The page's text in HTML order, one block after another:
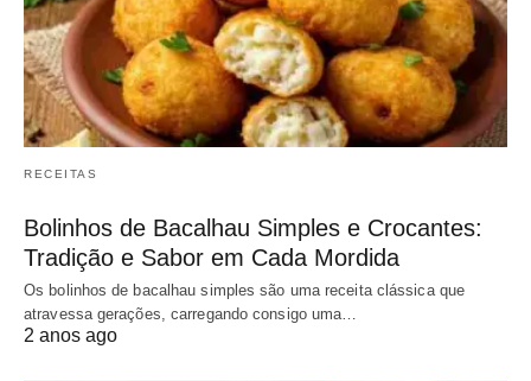
RECEITAS
Bolinhos de Bacalhau Simples e Crocantes:
Tradição e Sabor em Cada Mordida
Os bolinhos de bacalhau simples são uma receita clássica que
atravessa gerações, carregando consigo uma…
2 anos ago